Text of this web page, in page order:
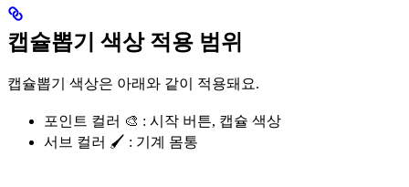
캡슐뽑기 색상 적용 범위
캡슐뽑기 색상은 아래와 같이 적용돼요.
포인트 컬러 🎨 : 시작 버튼, 캡슐 색상
서브 컬러 🖌️ : 기계 몸통